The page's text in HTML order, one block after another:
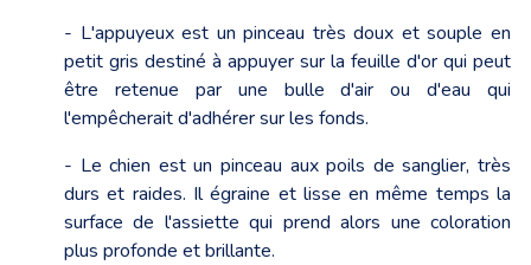
- L'appuyeux est un pinceau très doux et souple en
petit gris destiné à appuyer sur la feuille d'or qui peut
être retenue par une bulle d'air ou d'eau qui
l'empêcherait d'adhérer sur les fonds.
- Le chien est un pinceau aux poils de sanglier, très
durs et raides. Il égraine et lisse en même temps la
surface de l'assiette qui prend alors une coloration
plus profonde et brillante.